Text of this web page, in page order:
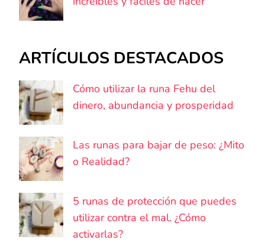
ARTÍCULOS DESTACADOS
Cómo utilizar la runa Fehu del
dinero, abundancia y prosperidad
Las runas para bajar de peso: ¿Mito
o Realidad?
5 runas de protección que puedes
utilizar contra el mal. ¿Cómo
activarlas?